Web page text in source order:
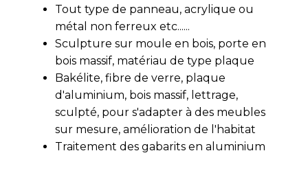
Tout type de panneau, acrylique ou
métal non ferreux etc......
Sculpture sur moule en bois, porte en
bois massif, matériau de type plaque
Bakélite, fibre de verre, plaque
d'aluminium, bois massif, lettrage,
sculpté, pour s'adapter à des meubles
sur mesure, amélioration de l'habitat
Traitement des gabarits en aluminium